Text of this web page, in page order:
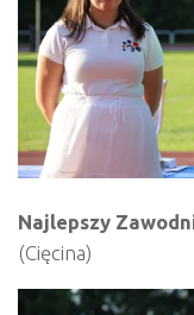
Najlepszy
(Cięcina)